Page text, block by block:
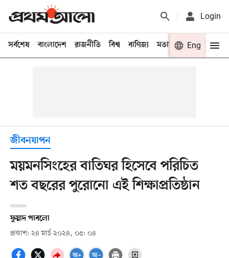
Login
সর্বশেষ বাংলাদেশ রাজনীতি বিশ্ব বাণিজ্য মতামত খেলা
Eng
জীবনযাপন
ময়মনসিংহের বাতিঘর হিসেবে পরিচিত
শত বছরের পুরোনো এই শিক্ষাপ্রতিষ্ঠান
ফুয়াদ পাবলো
প্রকাশ: ২৪ মার্চ ২০২৪, ০৫: ০৪